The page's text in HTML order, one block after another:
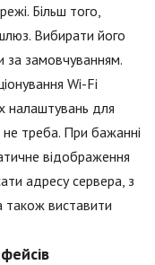
Більш того,
Вибирати його
за замовчуванням.
Wi-Fi
налаштувань для
треба. При бажанні
відображення
адресу сервера, з
також виставити